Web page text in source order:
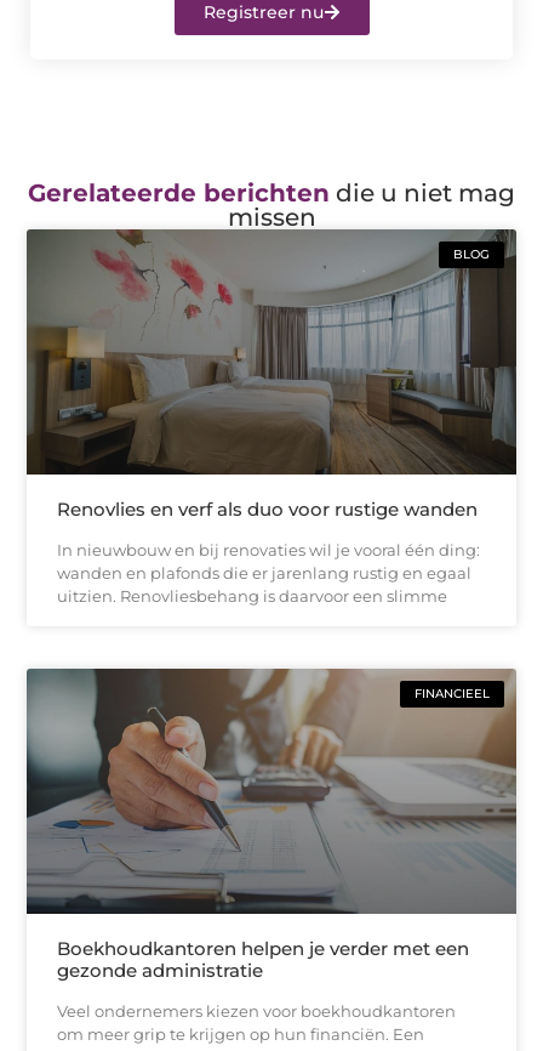
Registreer nu
Gerelateerde berichten die u niet mag
missen
BLOG
Renovlies en verf als duo voor rustige wanden
In nieuwbouw en bij renovaties wil je vooral één ding:
wanden en plafonds die er jarenlang rustig en egaal
uitzien. Renovliesbehang is daarvoor een slimme
FINANCIEEL
Boekhoudkantoren helpen je verder met een
gezonde administratie
Veel ondernemers kiezen voor boekhoudkantoren
om meer grip te krijgen op hun financiën. Een